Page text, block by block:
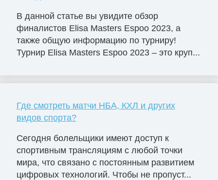
В данной статье вы увидите обзор
финалистов Elisa Masters Espoо 2023, а
также общую информацию по турниру!
Турнир Elisa Masters Espoo 2023 – это круп...
Где смотреть матчи НБА, КХЛ и других
видов спорта?
Сегодня болельщики имеют доступ к
спортивным трансляциям с любой точки
мира, что связано с постоянным развитием
цифровых технологий. Чтобы не пропуст...